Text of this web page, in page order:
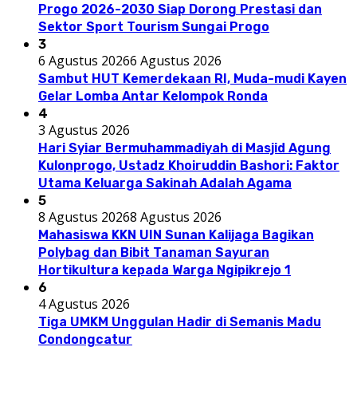
Progo 2026-2030 Siap Dorong Prestasi dan
Sektor Sport Tourism Sungai Progo
3
6 Agustus 20266 Agustus 2026
Sambut HUT Kemerdekaan RI, Muda-mudi Kayen
Gelar Lomba Antar Kelompok Ronda
4
3 Agustus 2026
Hari Syiar Bermuhammadiyah di Masjid Agung
Kulonprogo, Ustadz Khoiruddin Bashori: Faktor
Utama Keluarga Sakinah Adalah Agama
5
8 Agustus 20268 Agustus 2026
Mahasiswa KKN UIN Sunan Kalijaga Bagikan
Polybag dan Bibit Tanaman Sayuran
Hortikultura kepada Warga Ngipikrejo 1
6
4 Agustus 2026
Tiga UMKM Unggulan Hadir di Semanis Madu
Condongcatur